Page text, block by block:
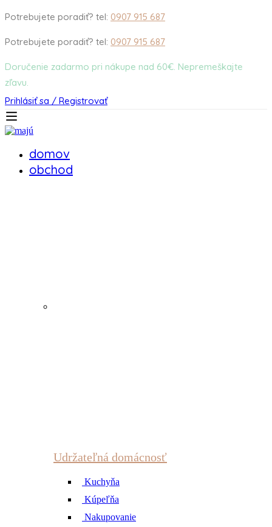
Potrebujete poradiť? tel: 0907 915 687
Potrebujete poradiť? tel: 0907 915 687
Doručenie zadarmo pri nákupe nad 60€. Nepremeškajte
zľavu.
Prihlásiť sa / Registrovať
domov
obchod
Udržateľná domácnosť
Kuchyňa
Kúpeľňa
Nakupovanie